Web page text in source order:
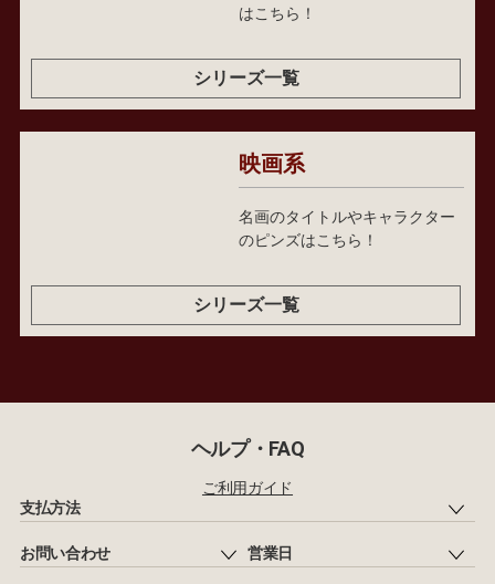
はこちら！
シリーズ一覧
映画系
名画のタイトルやキャラクター
のピンズはこちら！
シリーズ一覧
ヘルプ・FAQ
ご利用ガイド
支払方法
お問い合わせ 営業日